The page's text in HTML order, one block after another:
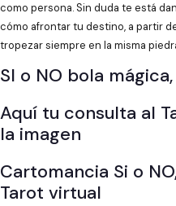
como persona. Sin duda te está
cómo afrontar tu destino, a partir
tropezar siempre en la misma
SI o NO bola
Aquí tu consulta al
la imagen
Cartomancia Si o
Tarot virtual